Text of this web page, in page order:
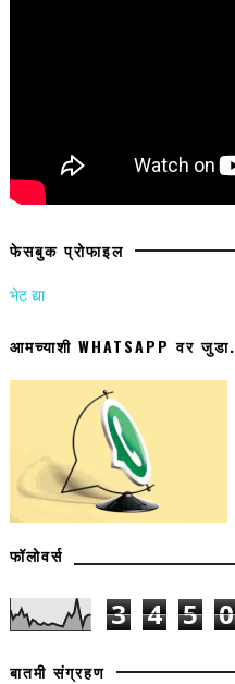
फेसबुक प्रोफाइल
भेट द्या
आमच्याशी WHATSAPP वर जुडा.
फॉलोवर्स
3 4 5 0
बातमी संग्रहण